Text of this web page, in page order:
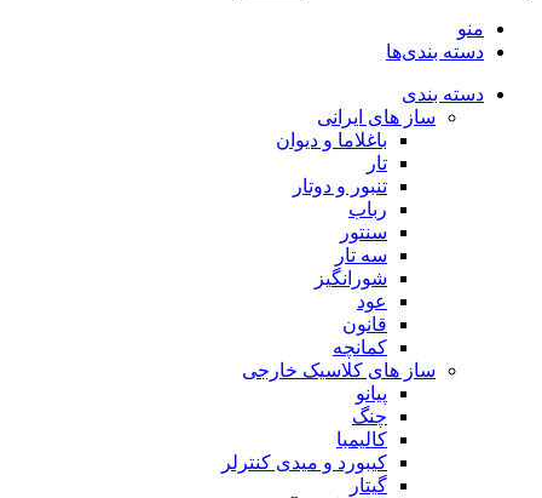
منو
دسته بندی‌ها
دسته بندی
ساز های ایرانی
باغلاما و دیوان
تار
تنبور و دوتار
رباب
سنتور
سه تار
شورانگیز
عود
قانون
کمانچه
ساز های کلاسیک خارجی
پیانو
چنگ
کالیمبا
کیبورد و میدی کنترلر
گیتار